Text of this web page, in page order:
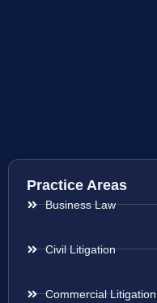
Practice Areas
Business Law
Civil Litigation
Commercial Litigation